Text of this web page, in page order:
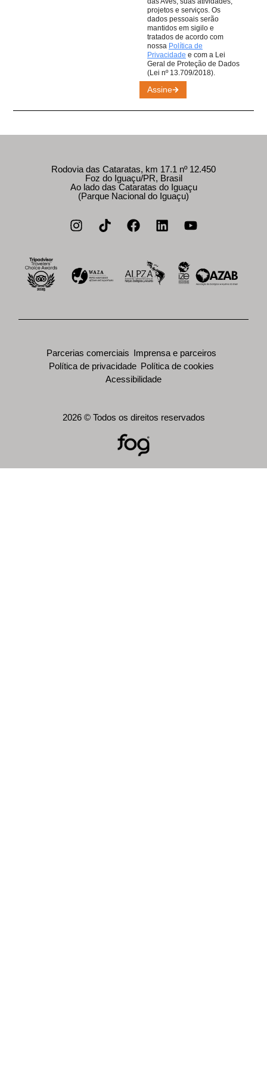
Assine
projetos e serviços. Os
dados pessoais serão
mantidos em sigilo e
tratados de acordo com
nossa Política de
Privacidade e com a Lei
Geral de Proteção de Dados
(Lei nº 13.709/2018).
Rodovia das Cataratas, km 17.1 nº 12.450
Foz do Iguaçu/PR, Brasil
Ao lado das Cataratas do Iguaçu
(Parque Nacional do Iguaçu)
Parcerias comerciais Imprensa e parceiros
Política de privacidade Política de cookies
Acessibilidade
2026 © Todos os direitos reservados